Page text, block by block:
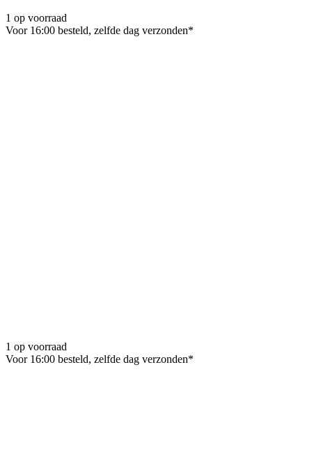
1 op voorraad
Voor 16:00 besteld, zelfde dag verzonden*
1 op voorraad
Voor 16:00 besteld, zelfde dag verzonden*